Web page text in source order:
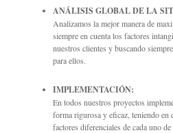
ANÁLISIS GLOBAL DE LA
Analizamos la mejor manera de
siempre en cuenta los factores
nuestros clientes y buscando
para ellos.
IMPLEMENTACIÓN:
En todos nuestros proyectos
forma rigurosa y eficaz, teniendo en
factores diferenciales de cada uno